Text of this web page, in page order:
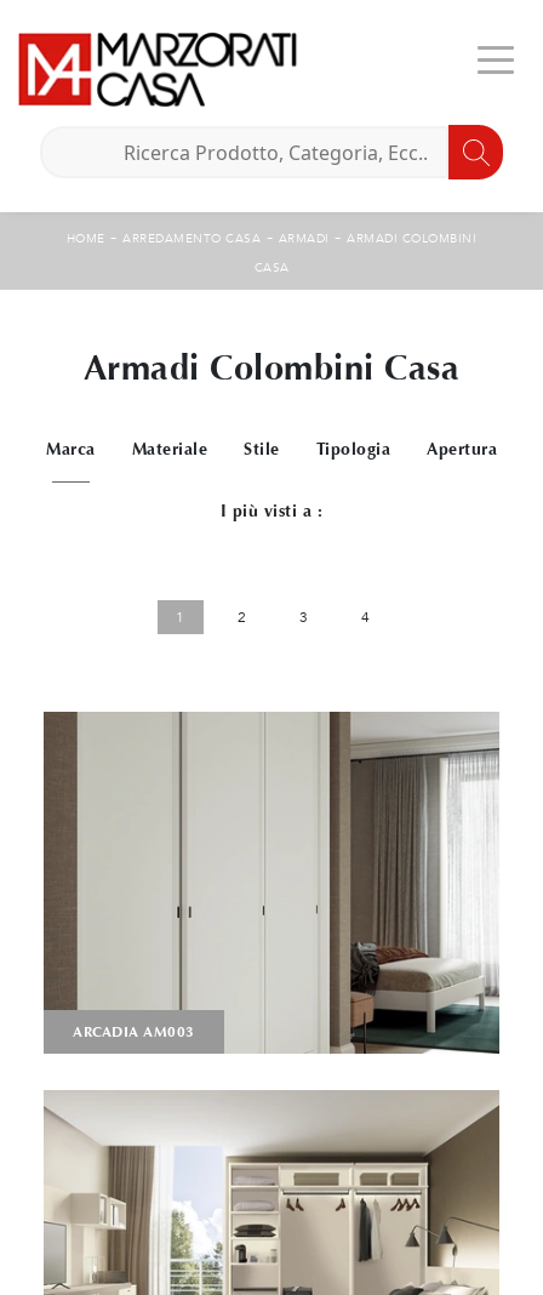
HOME -ARREDAMENTO CASA - ARMADI -ARMADI COLOMBINI
CASA
Armadi Colombini Casa
Marca Materiale Stile Tipologia Apertura
I più visti a :
1 2 3 4
ARCADIA AM003